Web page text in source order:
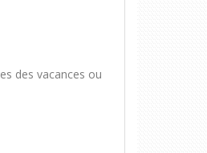
des vacances ou